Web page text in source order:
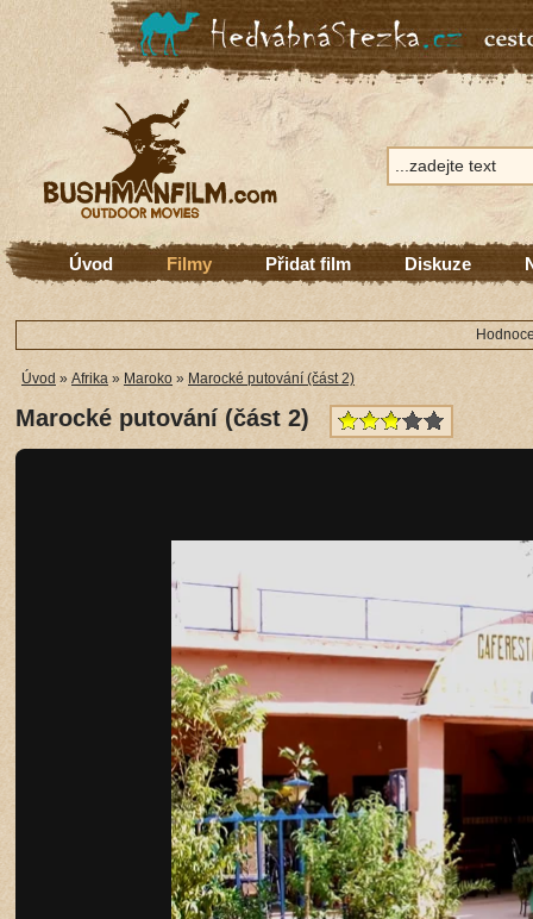
Úvod Filmy Přidat film Diskuze
Úvod » Afrika » Maroko » Marocké putování (část 2)
Marocké putování (část 2)